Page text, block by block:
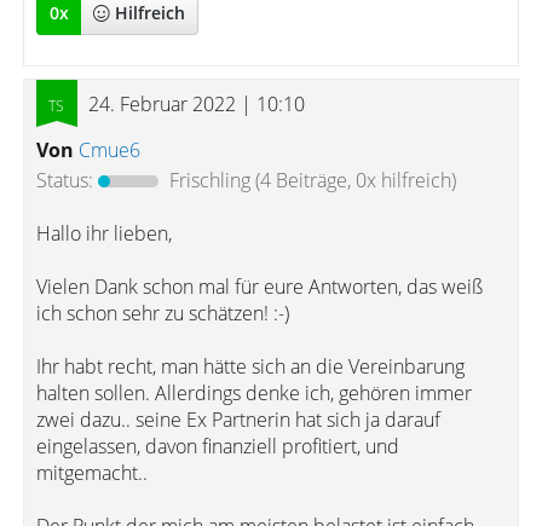
0x Hilfreich
24. Februar 2022 | 10:10
Von Cmue6
Status:
Frischling(4 Beiträge, 0x hilfreich)
Hallo ihr lieben,
Vielen Dank schon mal für eure Antworten, das weiß
ich schon sehr zu schätzen! :-)
Ihr habt recht, man hätte sich an die Vereinbarung
halten sollen. Allerdings denke ich, gehören immer
zwei dazu.. seine Ex Partnerin hat sich ja darauf
eingelassen, davon finanziell profitiert, und
mitgemacht..